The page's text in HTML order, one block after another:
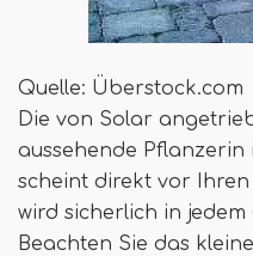
Quelle: Überstock.com
Die von Solar
aussehende
scheint direkt vor Ihren
wird sicherlich in
Beachten Sie das